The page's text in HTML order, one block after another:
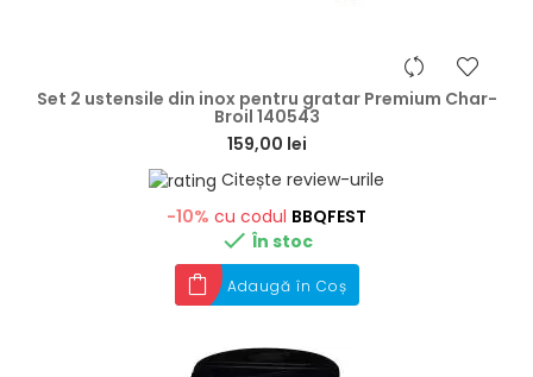
Set 2 ustensile din inox pentru gratar Premium Char-
Broil 140543
159,00 lei
Citește review-urile
-10% cu codul BBQFEST
 În stoc
Adaugă în Coș